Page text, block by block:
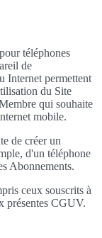
téléphones
de
Internet permettent
du Site
qui souhaite
mobile.
de créer un
d'un téléphone
Abonnements.
ceux souscrits à
présentes CGUV.